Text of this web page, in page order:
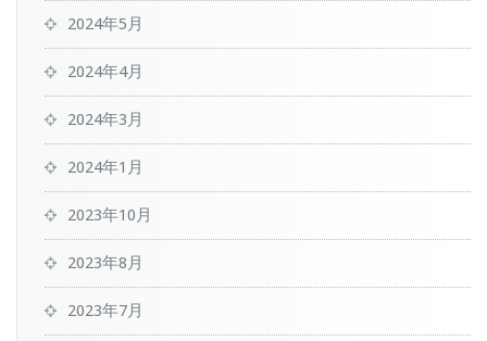
2024年5月
2024年4月
2024年3月
2024年1月
2023年10月
2023年8月
2023年7月